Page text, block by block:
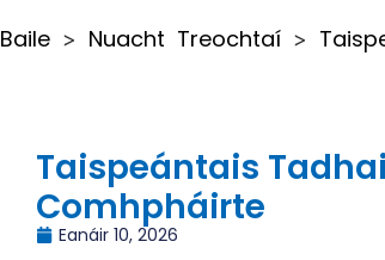
Baile > Nuacht Treochtaí >
Taispeántais
Comhpháirte
Eanáir 10, 2026